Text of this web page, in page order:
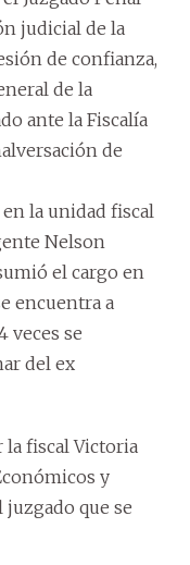
judicial de la
de confianza,
de la
ante la Fiscalía
de
la unidad fiscal
Nelson
el cargo en
encuentra a
veces se
del ex
la fiscal Victoria
y
que se